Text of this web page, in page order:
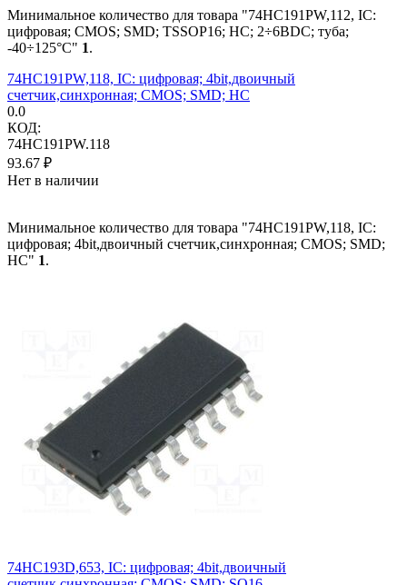
Минимальное количество для товара "74HC191PW,112, IC:
цифровая; CMOS; SMD; TSSOP16; HC; 2÷6ВDC; туба;
-40÷125°C" 1.
74HC191PW,118, IC: цифровая; 4bit,двоичный
счетчик,синхронная; CMOS; SMD; HC
0.0
КОД:
74HC191PW.118
93.67 ₽
Нет в наличии
Минимальное количество для товара "74HC191PW,118, IC:
цифровая; 4bit,двоичный счетчик,синхронная; CMOS; SMD;
HC" 1.
74HC193D,653, IC: цифровая; 4bit,двоичный